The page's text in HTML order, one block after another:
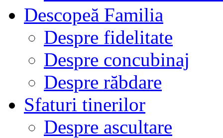
Descopeă Familia
Despre fidelitate
Despre concubinaj
Despre răbdare
Sfaturi tinerilor
Despre ascultare